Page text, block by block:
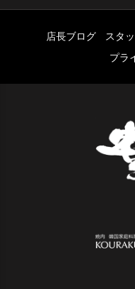
店長ブログ スタ
プラ